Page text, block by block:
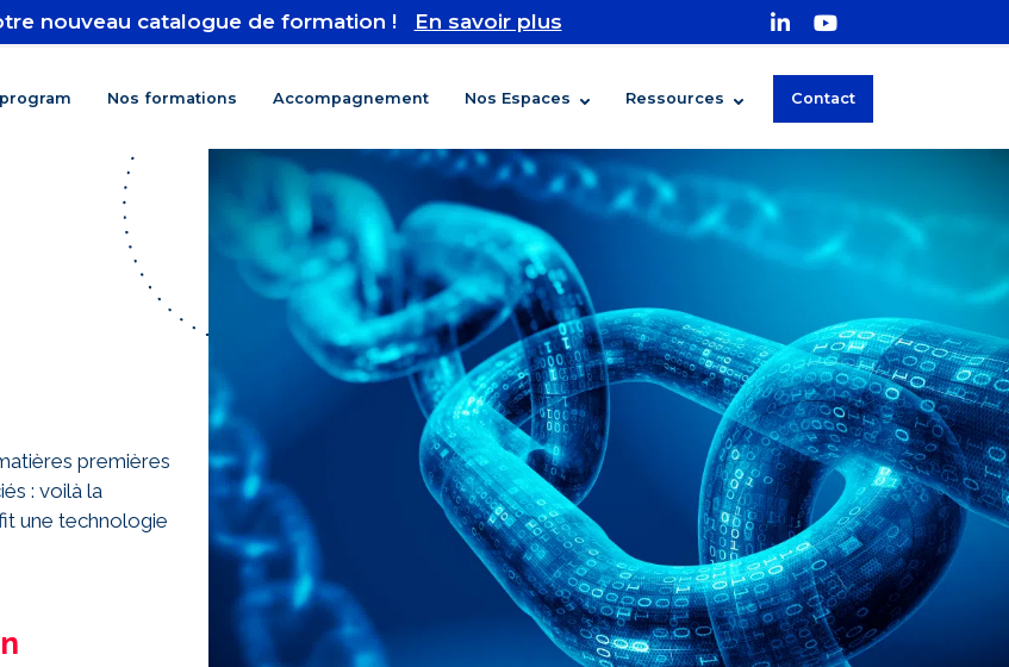
Nos formations Accompagnement Nos Espaces Ressources Contact
nouveau catalogue de formation ! En savoir plus
premières
: voilà la
une technologie